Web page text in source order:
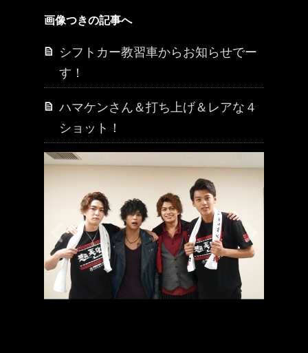
画像つきの記事へ
シフトカー教習車からお知らせでー
す！
ハマケンさん＆打ち上げ＆レアな４
ショット！